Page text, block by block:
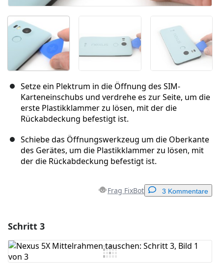
Setze ein Plektrum in die Öffnung des SIM-
Karteneinschubs und verdrehe es zur Seite, um die
erste Plastikklammer zu lösen, mit der die
Rückabdeckung befestigt ist.
Schiebe das Öffnungswerkzeug um die Oberkante
des Gerätes, um die Plastikklammer zu lösen, mit
der die Rückabdeckung befestigt ist.
Frag FixBot 3 Kommentare
Kommentar hinzufügen
Schritt 3